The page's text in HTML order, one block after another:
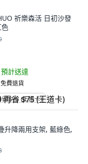
祈樂森活 日初沙發
預計送達
免費退貨
$75 (王道卡)
升降兩用支架, 藍綠色,